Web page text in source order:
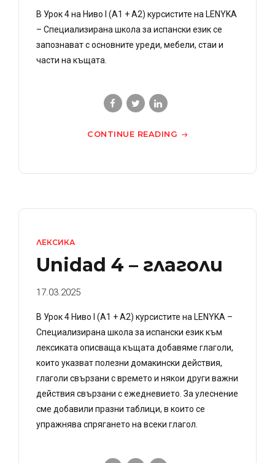
В Урок 4 на Ниво I (A1 + A2) курсистите на LENYKA
– Специализирана школа за испански език се
запознават с основните уреди, мебели, стаи и
части на къщата.
CONTINUE READING
ЛЕКСИКА
Unidad 4 – глаголи
17.03.2025
В Урок 4 Ниво I (A1 + A2) курсистите на LENYKA –
Специализирана школа за испански език към
лексиката описваща къщата добавяме глаголи,
които указват полезни домакински действия,
глаголи свързани с времето и някои други важни
действия свързани с ежедневието. За улеснение
сме добавили празни таблици, в които се
упражнява спрягането на всеки глагол.